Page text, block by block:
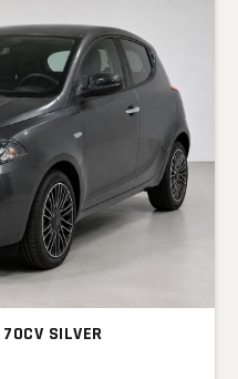
SILVER